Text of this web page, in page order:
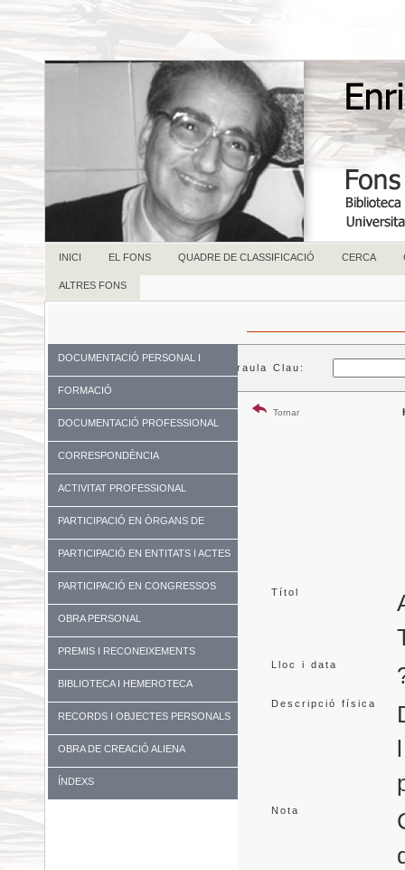
INICI EL FONS QUADRE DE CLASSIFICACIÓ CERCA
ALTRES FONS
DOCUMENTACIÓ PERSONAL I
FAMILIAR
FORMACIÓ
DOCUMENTACIÓ PROFESSIONAL
CORRESPONDÈNCIA
ACTIVITAT PROFESSIONAL
PARTICIPACIÓ EN ÒRGANS DE
GOVERN I UNIVERSITATS
PARTICIPACIÓ EN ENTITATS I ACTES
DIVERSOS
PARTICIPACIÓ EN CONGRESSOS
OBRA PERSONAL
PREMIS I RECONEIXEMENTS
BIBLIOTECA I HEMEROTECA
RECORDS I OBJECTES PERSONALS
OBRA DE CREACIÓ ALIENA
ÍNDEXS
Paraula Clau:
Tornar
Títol
Lloc i data
Descripció física
Nota